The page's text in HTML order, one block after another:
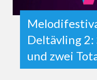
Deltävling 2:
und zwei